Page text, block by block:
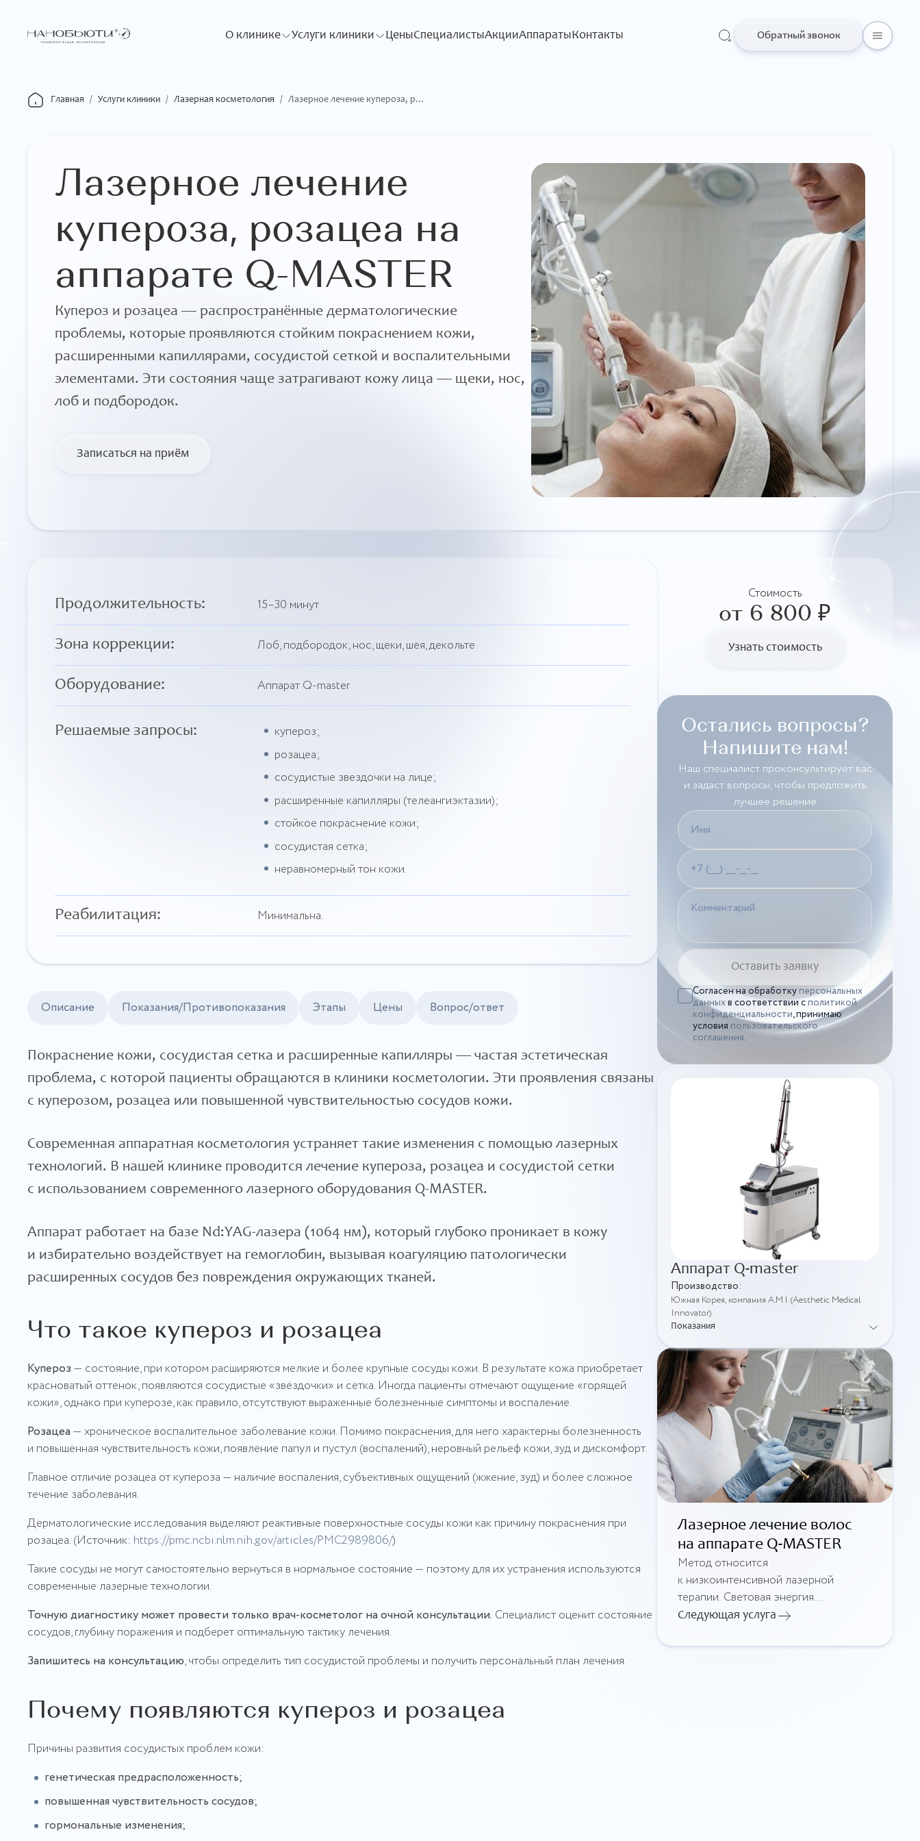
О клинике Услуги клиники ЦеныСпециалистыАкцииАппараты Контакты Обратный звонок
Главная / Услуги клиники / Лазерная косметология / Лазерное лечение купероза, розацеа на аппарате Q-MASTER
Лазерное лечение
купероза, розацеа на
аппарате Q-MASTER
Купероз и розацеа — распространённые дерматологические
проблемы, которые проявляются стойким покраснением кожи,
расширенными капиллярами, сосудистой сеткой и воспалительными
элементами. Эти состояния чаще затрагивают кожу лица — щеки, нос,
лоб и подбородок.
Записаться на приём
Продолжительность: 15–30 минут
Зона коррекции: Лоб, подбородок, нос, щеки, шея, декольте
Оборудование: Аппарат Q-master
Решаемые запросы:
купероз;
розацеа;
сосудистые звездочки на лице;
расширенные капилляры (телеангиэктазии);
стойкое покраснение кожи;
сосудистая сетка;
неравномерный тон кожи.
Реабилитация: Минимальна.
Описание Показания/Противопоказания Этапы Цены Вопрос/ответ
Покраснение кожи, сосудистая сетка и расширенные капилляры — частая эстетическая
проблема, с которой пациенты обращаются в клиники косметологии. Эти проявления связаны
с куперозом, розацеа или повышенной чувствительностью сосудов кожи.
Современная аппаратная косметология устраняет такие изменения с помощью лазерных
технологий. В нашей клинике проводится лечение купероза, розацеа и сосудистой сетки
с использованием современного лазерного оборудования Q-MASTER.
Аппарат работает на базе Nd:YAG-лазера (1064 нм), который глубоко проникает в кожу
и избирательно воздействует на гемоглобин, вызывая коагуляцию патологически
расширенных сосудов без повреждения окружающих тканей.
Что такое купероз и розацеа
Купероз — состояние, при котором расширяются мелкие и более крупные сосуды кожи. В результате кожа приобретает
красноватый оттенок, появляются сосудистые «звёздочки» и сетка. Иногда пациенты отмечают ощущение «горящей
кожи», однако при куперозе, как правило, отсутствуют выраженные болезненные симптомы и воспаление.
Розацеа— хроническое воспалительное заболевание кожи. Помимо покраснения, для него характерны болезненность
и повышенная чувствительность кожи, появление папул и пустул (воспалений), неровный рельеф кожи, зуд и дискомфорт.
Главное отличие розацеа от купероза — наличие воспаления, субъективных ощущений (жжение, зуд) и более сложное
течение заболевания.
Дерматологические исследования выделяют реактивные поверхностные сосуды кожи как причину покраснения при
розацеа. (Источник: https://pmc.ncbi.nlm.nih.gov/articles/PMC2989806/)
Такие сосуды не могут самостоятельно вернуться в нормальное состояние — поэтому для их устранения используются
современные лазерные технологии.
Точную диагностику может провести только врач-косметолог на очной консультации. Специалист оценит состояние
сосудов, глубину поражения и подберет оптимальную тактику лечения.
Запишитесь на консультацию, чтобы определить тип сосудистой проблемы и получить персональный план лечения.
Почему появляются купероз и розацеа
Причины развития сосудистых проблем кожи:
генетическая предрасположенность;
повышенная чувствительность сосудов;
гормональные изменения;
Стоимость
от 6 800 ₽
Узнать стоимость
Остались вопросы?
Напишите нам!
Наш специалист проконсультирует вас
и задаст вопросы, чтобы предложить
лучшее решение
Согласен на обработкуперсональных
данныхв соответствии сполитикой
конфиденциальности, принимаю
условия пользовательского
соглашения.
Аппарат Q-master
Производство:
Южная Корея, компания A.M.I. (Aesthetic Medical
Innovator)
Показания
Лазерное лечение волос
на аппарате Q-MASTER
Метод относится
к низкоинтенсивной лазерной
терапии. Световая энергия
проникает в кожу головы,
активность, активирует фолликулы,
Следующая услуга